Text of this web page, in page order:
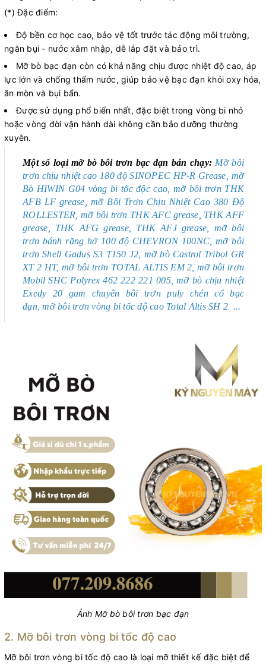
(*) Đặc điểm:
Độ bền cơ học cao, bảo vệ tốt trước tác động môi trường,
ngăn bụi - nước xâm nhập, dễ lắp đặt và bảo trì.
Mỡ bò bạc đạn còn có khả năng chịu được nhiệt độ cao, áp
lực lớn và chống thấm nước, giúp bảo vệ bạc đạn khỏi oxy hóa,
ăn mòn và bụi bẩn.
Được sử dụng phổ biến nhất, đặc biệt trong vòng bi nhỏ
hoặc vòng đời vận hành dài không cần bảo dưỡng thường
xuyên.
Một số loại mỡ bò bôi trơn bạc đạn bán chạy: Mỡ bôi
trơn chịu nhiệt cao 180 độ SINOPEC HP-R Grease mỡ
Bò HIWIN G04 vòng bi tốc độc cao mỡ bôi trơn THK
AFB LF grease
mỡ Bôi Trơn Chịu Nhiệt Cao 380 Độ
ROLLESTER mỡ bôi trơn THK AFC grease, THK AFF
grease, THK AFG grease, THK AFJ grease
mỡ bôi
trơn bánh răng hở 100 độ CHEVRON 100NC ,mỡ bôi
trơn Shell Gadus S3 T150 J2, mỡ bò Castrol Tribol GR
XT 2 HT, mỡ bôi trơn TOTAL ALTIS EM 2, mỡ bôi trơn
Mobil SHC Polyrex 462 222 221 005,mỡ bò chịu nhiệt
Exedy 20 gam chuyên bôi trơn puly chén cổ bạc
đạn, mỡ bôi trơn vòng bi tốc độ cao Total Altis SH 2 ...
Ảnh Mỡ bò bôi trơn bạc đạn
2. Mỡ bôi trơn vòng bi tốc độ cao
Mỡ bôi trơn vòng bi tốc độ cao là loại mỡ thiết kế đặc biệt để